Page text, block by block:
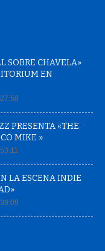
SOBRE CHAVELA»
EN
PRESENTA «THE
MIKE »
LA ESCENA INDIE